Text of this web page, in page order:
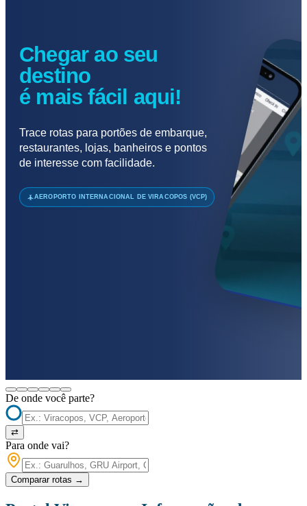
Chegar ao seu
destino
é mais fácil aqui!
Trace rotas para portões de embarque,
restaurantes, lojas, banheiros e pontos
de interesse com facilidade.
AEROPORTO INTERNACIONAL DE VIRACOPOS (VCP)
De onde você parte?
⇄
Para onde vai?
Comparar rotas →